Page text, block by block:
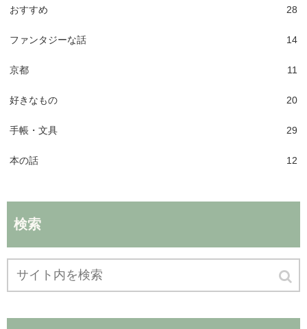
おすすめ 28
ファンタジーな話 14
京都 11
好きなもの 20
手帳・文具 29
本の話 12
検索